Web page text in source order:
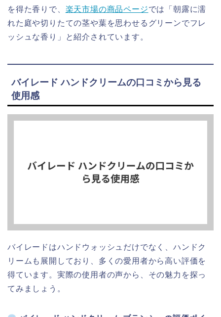
を得た香りで、 楽天市場の商品ページでは「朝露に濡
れた庭や切りたての茎や葉を思わせるグリーンでフレ
ッシュな香り」と紹介されています。
バイレード ハンドクリームの口コミから見る
使用感
バイレードはハンドウォッシュだけでなく、ハンドク
リームも展開しており、多くの愛用者から高い評価を
得ています。実際の使用者の声から、その魅力を探っ
てみましょう。